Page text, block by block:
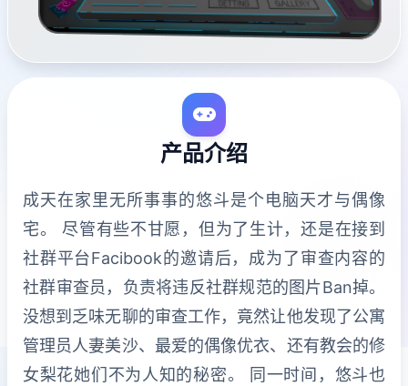
产品介绍
成天在家里无所事事的悠斗是个电脑天才与偶像
宅。 尽管有些不甘愿，但为了生计，还是在接到
社群平台Facibook的邀请后，成为了审查内容的
社群审查员，负责将违反社群规范的图片Ban掉。
没想到乏味无聊的审查工作，竟然让他发现了公寓
管理员人妻美沙、最爱的偶像优衣、还有教会的修
女梨花她们不为人知的秘密。 同一时间，悠斗也